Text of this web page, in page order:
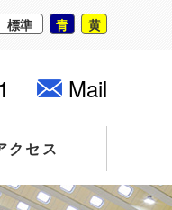
標準 青 黄
Mail
クセス